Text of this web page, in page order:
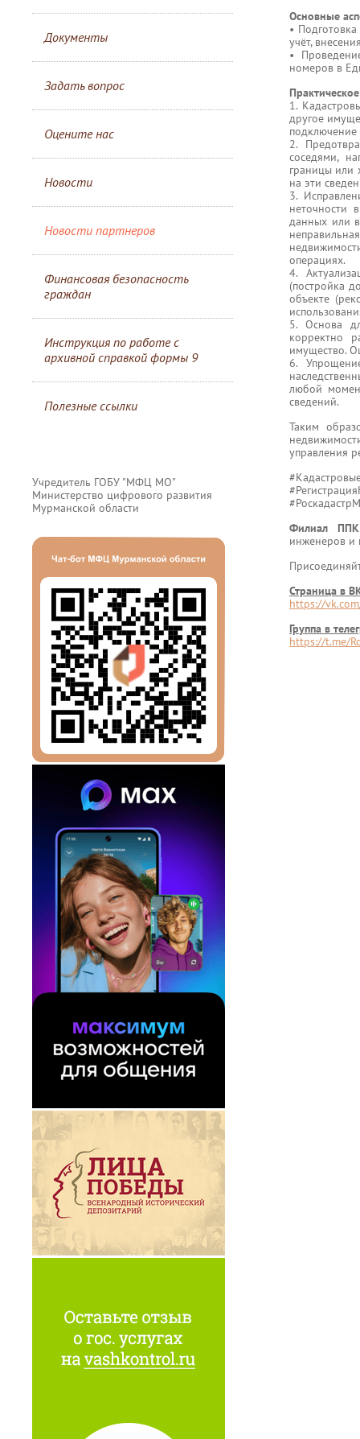
Документы
Задать вопрос
Оцените нас
Новости
Новости партнеров
Финансовая безопасность
граждан
Инструкция по работе с
архивной справкой формы 9
Полезные ссылки
Учредитель ГОБУ "МФЦ МО"
Министерство цифрового развития
Мурманской области
Основные
•
учёт,
•
номеров в
1.
другое
2.
соседями,
границы или
на эти
3.
неточности
данных или
операциях.
4.
(постройка
объекте
5. Основа
корректно
имущество.
6.
любой
сведений.
Таким
управления
Филиал ППК
инженеров и
Страница в
https://
Группа в
https://t.me/